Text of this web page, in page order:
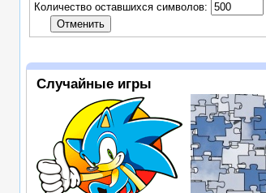
Количество оставшихся символов:
Случайные игры